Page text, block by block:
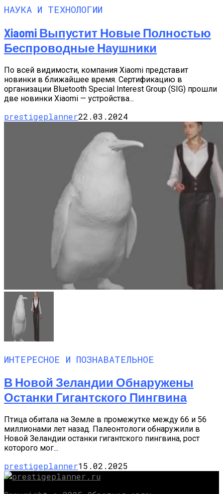
НАУКА И ТЕХНОЛОГИИ
Xiaomi Выпустит Новые Полностью
Беспроводные Наушники
По всей видимости, компания Xiaomi представит
новинки в ближайшее время. Сертификацию в
организации Bluetooth Special Interest Group (SIG) прошли
две новинки Xiaomi — устройства...
prestigeplanner22.03.2024
ИНТЕРЕСНОЕ И ПОЗНАВАТЕЛЬНОЕ
В Новой Зеландии Обнаружены
Останки Гигантского Пингвина
Птица обитала на Земле в промежутке между 66 и 56
миллионами лет назад. Палеонтологи обнаружили в
Новой Зеландии останки гигантского пингвина, рост
которого мог...
prestigeplanner15.02.2025